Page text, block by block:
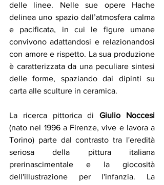
delle linee. Nelle sue opere Hache
delinea uno spazio dall’atmosfera calma
e pacificata, in cui le figure umane
convivono adattandosi e relazionandosi
con amore e rispetto. La sua produzione
è caratterizzata da una peculiare sintesi
delle forme, spaziando dai dipinti su
carta alle sculture in ceramica.
La ricerca pittorica di Giulio Noccesi
(nato nel 1996 a Firenze, vive e lavora a
Torino) parte dal contrasto tra l'eredità
seriosa della pittura italiana
prerinascimentale e la giocosità
dell'illustrazione per l'infanzia. La